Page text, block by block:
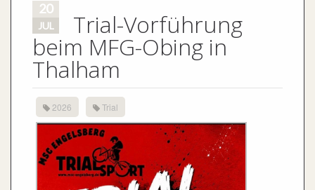
20
JUL Trial-Vorführung
beim MFG-Obing in
Thalham
2026 Trial